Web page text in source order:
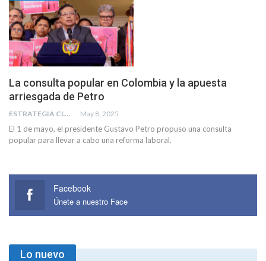
La consulta popular en Colombia y la apuesta
arriesgada de Petro
ESTRATEGIA CLAE May 8, 2025
El 1 de mayo, el presidente Gustavo Petro propuso una consulta
popular para llevar a cabo una reforma laboral.
Facebook
Únete a nuestro Face
Lo nuevo